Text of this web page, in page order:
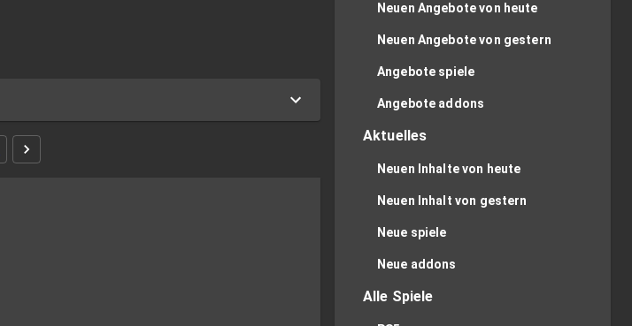
Neuen Angebote von heute
Neuen Angebote von gestern
Angebote spiele
Angebote addons
Aktuelles
Neuen Inhalte von heute
Neuen Inhalt von gestern
Neue spiele
Neue addons
Alle Spiele